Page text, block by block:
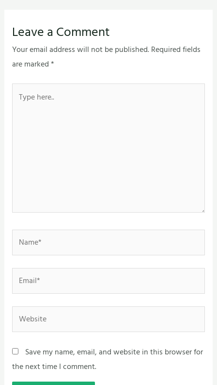
Leave a Comment
Your email address will not be published.Required fields
are marked*
here..
Name*
Email*
Website
Save my name, email, and website in this browser for
the next time I comment.